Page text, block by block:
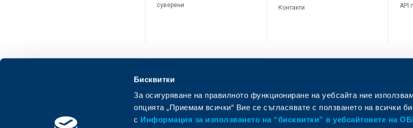
Бисквитки
За осигуряване на правилното функциониране на уебсайта ние
опцията „Приемам всички“ Вие се съгласявате с ползването на всички
с Информация за използването на “бисквитки” в уебсайтовете на
суверени
Контакти
API
ОББ Мобайл